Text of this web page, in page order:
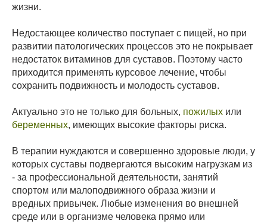
жизни.
Недостающее количество поступает с пищей, но при
развитии патологических процессов это не покрывает
недостаток витаминов для суставов. Поэтому часто
приходится применять курсовое лечение, чтобы
сохранить подвижность и молодость суставов.
Актуально это не только для больных, пожилых или
беременных, имеющих высокие факторы риска.
В терапии нуждаются и совершенно здоровые люди, у
которых суставы подвергаются высоким нагрузкам из
- за профессиональной деятельности, занятий
спортом или малоподвижного образа жизни и
вредных привычек. Любые изменения во внешней
среде или в организме человека прямо или